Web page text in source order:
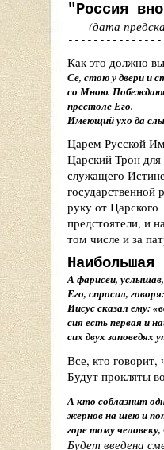
"Россия
(дата
Как это должно
Се, стою у двери и
со Мною.
престоле Его.
Имеющий ухо да
Царем Русской
Царский Трон
служащего
государственной
руку от
предстоятели, и
том числе и за
Наибольшая
А фарисеи,
Его, спросил,
Иисус сказал ему:«
сия есть первая и
сих двух заповедях
Все, кто
Будут прокляты
А кто соблазнит
жернов на шею и
горе тому
Будет введена